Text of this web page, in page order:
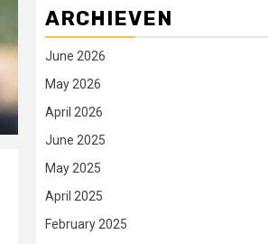
ARCHIEVEN
June 2026
May 2026
April 2026
June 2025
May 2025
April 2025
February 2025